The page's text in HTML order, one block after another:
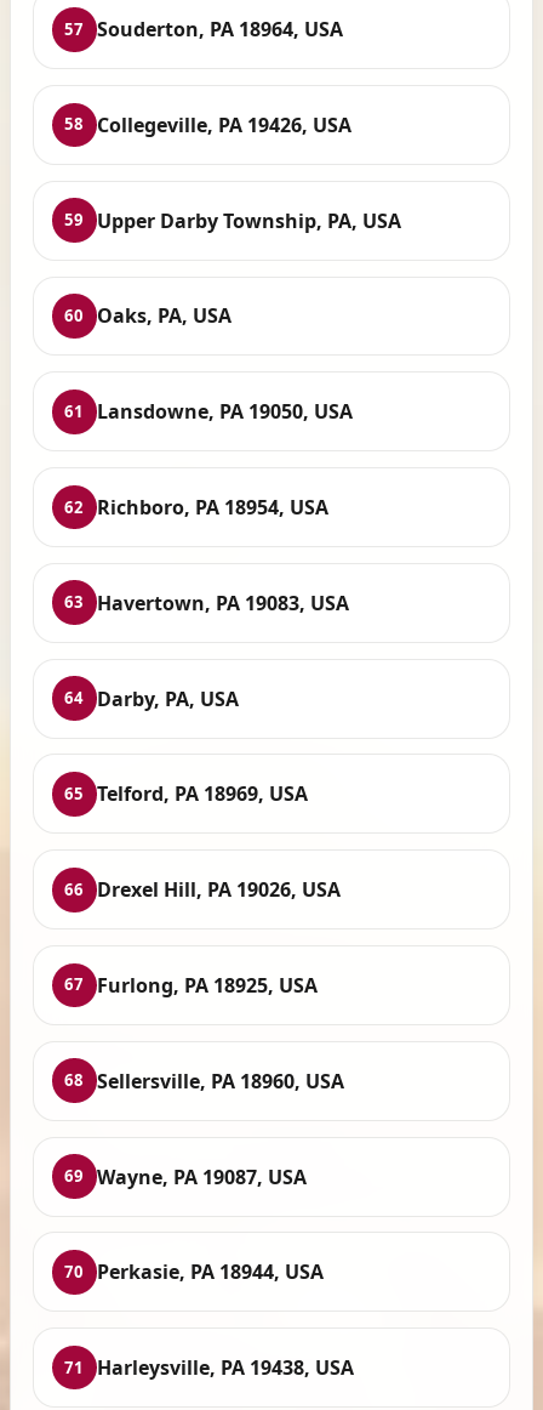
57 Souderton, PA 18964, USA
58 Collegeville, PA 19426, USA
59 Upper Darby Township, PA, USA
60 Oaks, PA, USA
61 Lansdowne, PA 19050, USA
62 Richboro, PA 18954, USA
63 Havertown, PA 19083, USA
64 Darby, PA, USA
65 Telford, PA 18969, USA
66 Drexel Hill, PA 19026, USA
67 Furlong, PA 18925, USA
68 Sellersville, PA 18960, USA
69 Wayne, PA 19087, USA
70 Perkasie, PA 18944, USA
71 Harleysville, PA 19438, USA